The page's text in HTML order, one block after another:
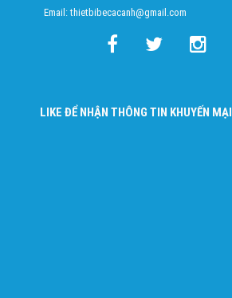
Email: thietbibecacanh@gmail.com
LIKE ĐỂ NHẬN THÔNG TIN KHUYẾN MẠI